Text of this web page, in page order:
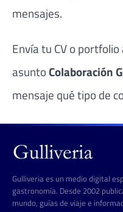
mensajes.
Envía tu CV o portfolio
asunto Colaboración
mensaje qué tipo de
Gulliveria es un medio digital
gastronomía. Desde 2002
mundo, guías de viaje e